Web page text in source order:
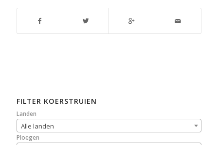
FILTER KOERSTRUIEN
Landen
Alle landen
Ploegen